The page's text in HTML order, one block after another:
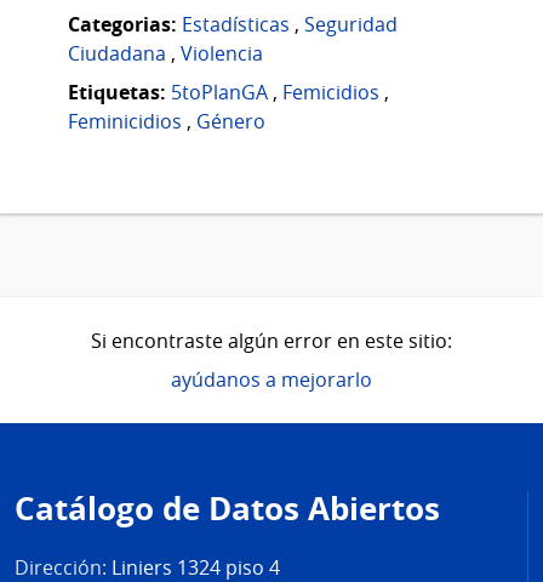
Categorias: Estadísticas , Seguridad
Ciudadana , Violencia
Etiquetas: 5toPlanGA , Femicidios ,
Feminicidios , Género
Si encontraste algún error en este sitio:
ayúdanos a mejorarlo
de
página
Catálogo de Datos Abiertos
Dirección: Liniers 1324 piso 4